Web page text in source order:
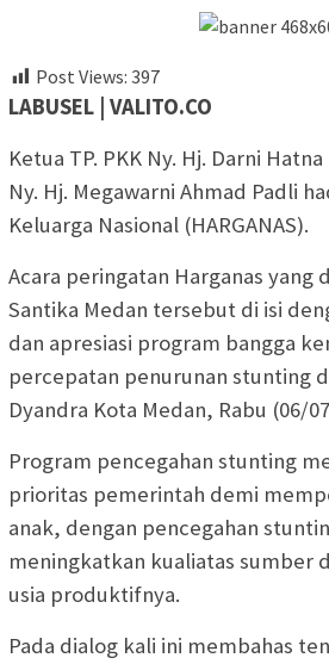
Post Views: 397
LABUSEL | VALITO.CO
Ketua TP. PKK Ny. Hj. Darni
Ny. Hj. Megawarni Ahmad Padli
Keluarga Nasional (HARGANAS).
Acara peringatan Harganas yang
Santika Medan tersebut di isi
dan apresiasi program bangga
percepatan penurunan stunting
Dyandra Kota Medan, Rabu (06/
Program pencegahan stunting
prioritas pemerintah demi
anak, dengan pencegahan
meningkatkan kualiatas sumber
usia produktifnya.
Pada dialog kali ini membahas